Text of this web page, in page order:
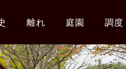
離れ 庭園 調度